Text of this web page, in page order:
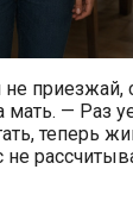
приезжай,
мать. — Раз
теперь